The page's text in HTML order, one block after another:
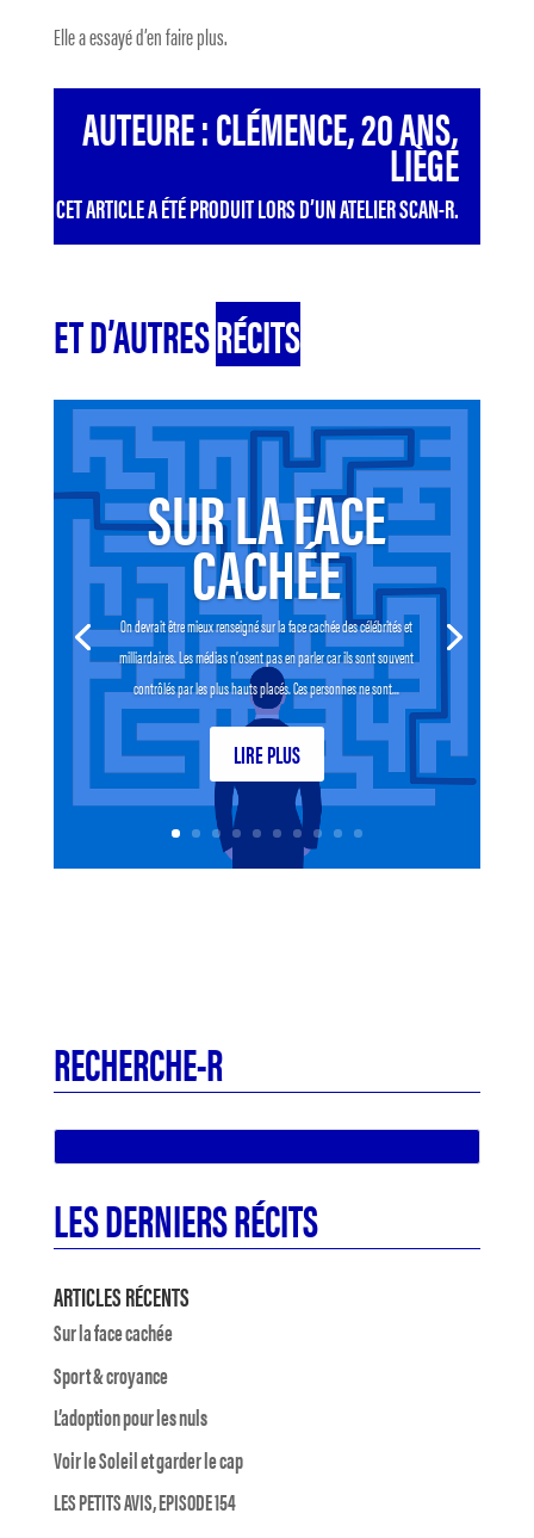
Elle a essayé d’en faire plus.
AUTEURE : CLÉMENCE, 20 ANS,
LIÈGE
CET ARTICLE A ÉTÉ PRODUIT LORS D’UN ATELIER SCAN-R.
ET D’AUTRESRÉCITS
SUR LA FACE
CACHÉE
On devrait être mieux renseigné sur la face cachée des célébrités et
milliardaires. Les médias n’osent pas en parler car ils sont souvent
contrôlés par les plus hauts placés. Ces personnes ne sont...
LIRE PLUS
RECHERCHE-R
LES DERNIERS RÉCITS
ARTICLES RÉCENTS
Sur la face cachée
Sport & croyance
L’adoption pour les nuls
Voir le Soleil et garder le cap
LES PETITS AVIS, EPISODE 154